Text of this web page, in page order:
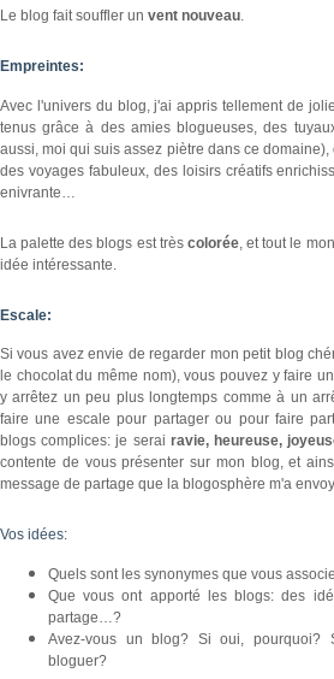
Le blog fait souffler un vent nouveau
Empreintes:
Avec l'univers du blog, j'ai appris tellement de
tenus grâce à des amies blogueuses, des
aussi, moi qui suis assez piètre dans ce domaine),
des voyages fabuleux, des loisirs créatifs
enivrante…
La palette des blogs est trèscolorée, et tout le
idée intéressante.
Escale:
Si vous avez envie de regarder mon petit blog
le chocolat du même nom), vous pouvez y faire
y arrêtez un peu plus longtemps comme à un
faire une escale pour partager ou pour faire
blogs complices: je serai ravie, heureuse,
contente de vous présenter sur mon blog, et
message de partage que la blogosphère m'a
Vos idées:
Quels sont les synonymes que vous
Que vous ont apporté les blogs: des
partage…?
Avez-vous un blog? Si oui, pourquoi?
bloguer?